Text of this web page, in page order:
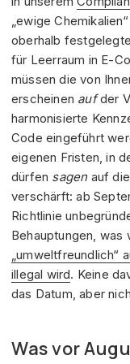
„ewige
oberhalb
für Leerraum in E-
müssen die von
erscheinen aufder
harmonisierte
Code eingeführt
eigenen Fristen, in
dürfen sagenauf
verschärft: ab
Richtlinie
Behauptungen,
„umweltfreundlich“
illegal wird. Keine
das Datum, aber
Was vor